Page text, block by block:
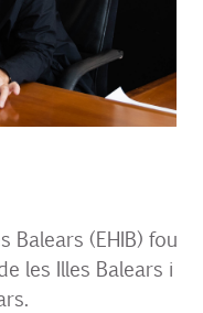
Balears (EHIB) fou
les Illes Balears i